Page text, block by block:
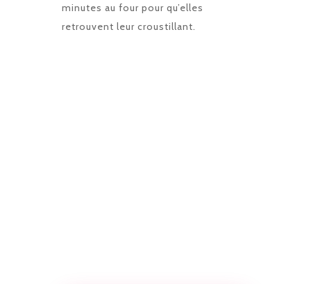
minutes au four pour qu’elles
retrouvent leur croustillant.